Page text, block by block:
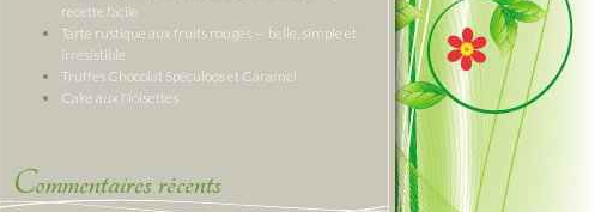
recette facile
Tarte rustique aux fruits rouges — belle, simple et
irrésistible
Truffes Chocolat Spéculoos et Caramel
Cake aux Noisettes
Commentaires récents